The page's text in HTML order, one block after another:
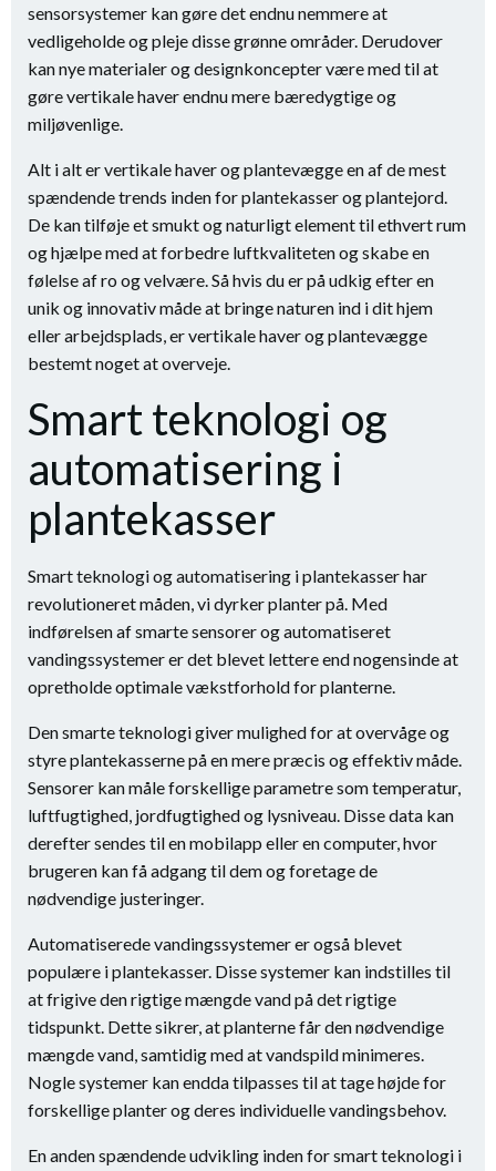
sensorsystemer kan gøre det endnu nemmere at
vedligeholde og pleje disse grønne områder. Derudover
kan nye materialer og designkoncepter være med til at
gøre vertikale haver endnu mere bæredygtige og
miljøvenlige.
Alt i alt er vertikale haver og plantevægge en af de mest
spændende trends inden for plantekasser og plantejord.
De kan tilføje et smukt og naturligt element til ethvert rum
og hjælpe med at forbedre luftkvaliteten og skabe en
følelse af ro og velvære. Så hvis du er på udkig efter en
unik og innovativ måde at bringe naturen ind i dit hjem
eller arbejdsplads, er vertikale haver og plantevægge
bestemt noget at overveje.
Smart teknologi og
automatisering i
plantekasser
Smart teknologi og automatisering i plantekasser har
revolutioneret måden, vi dyrker planter på. Med
indførelsen af smarte sensorer og automatiseret
vandingssystemer er det blevet lettere end nogensinde at
opretholde optimale vækstforhold for planterne.
Den smarte teknologi giver mulighed for at overvåge og
styre plantekasserne på en mere præcis og effektiv måde.
Sensorer kan måle forskellige parametre som temperatur,
luftfugtighed, jordfugtighed og lysniveau. Disse data kan
derefter sendes til en mobilapp eller en computer, hvor
brugeren kan få adgang til dem og foretage de
nødvendige justeringer.
Automatiserede vandingssystemer er også blevet
populære i plantekasser. Disse systemer kan indstilles til
at frigive den rigtige mængde vand på det rigtige
tidspunkt. Dette sikrer, at planterne får den nødvendige
mængde vand, samtidig med at vandspild minimeres.
Nogle systemer kan endda tilpasses til at tage højde for
forskellige planter og deres individuelle vandingsbehov.
En anden spændende udvikling inden for smart teknologi i